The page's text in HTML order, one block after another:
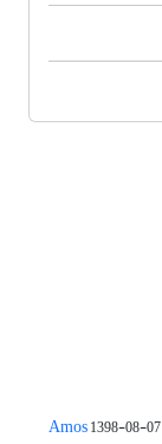
1398-08-07